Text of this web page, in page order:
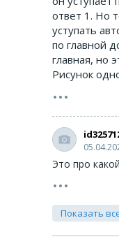
ответ 1. Но
уступать
по главной
главная, но
Рисунок
Это про
Показать